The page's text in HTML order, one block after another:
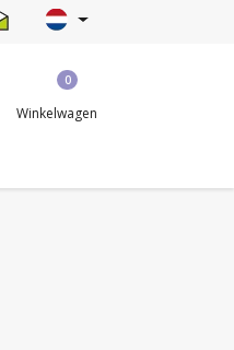
0
Winkelwagen